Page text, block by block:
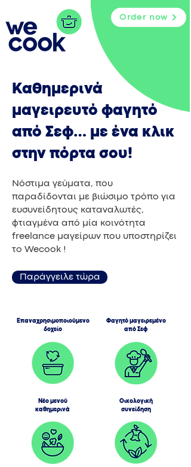
Order now
Καθημερινά
μαγειρευτό φαγητό
από Σεφ… με ένα κλικ
στην πόρτα σου!
Νόστιμα γεύματα, που
παραδίδονται με βιώσιμο τρόπο για
ευσυνείδητους καταναλωτές,
φτιαγμένα από μία κοινότητα
freelance μαγείρων που υποστηρίζει
το Wecook !
Παράγγειλε τώρα
Επαναχρησιμοποιούμενο
δοχείο
Φαγητό μαγειρεμένο
από Σεφ
Νέο μενού
καθημερινά
Οικολογική
συνείδηση